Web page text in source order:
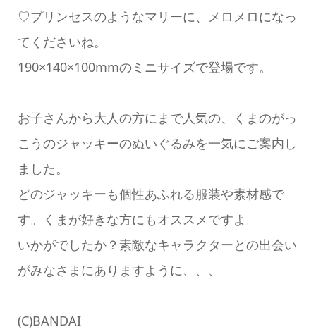
♡プリンセスのようなマリーに、メロメロになっ
てくださいね。
190×140×100mmのミニサイズで登場です。
お子さんから大人の方にまで人気の、くまのがっ
こうのジャッキーのぬいぐるみを一気にご案内し
ました。
どのジャッキーも個性あふれる服装や素材感で
す。くまが好きな方にもオススメですよ。
いかがでしたか？素敵なキャラクターとの出会い
がみなさまにありますように、、、
(C)BANDAI